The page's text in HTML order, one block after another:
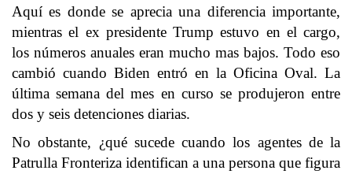
Aquí es donde se aprecia una diferencia importante,
mientras el ex presidente Trump estuvo en el cargo,
los números anuales eran mucho mas bajos. Todo eso
cambió cuando Biden entró en la Oficina Oval. La
última semana del mes en curso se produjeron entre
dos y seis detenciones diarias.
No obstante, ¿qué sucede cuando los agentes de la
Patrulla Fronteriza identifican a una persona que figura